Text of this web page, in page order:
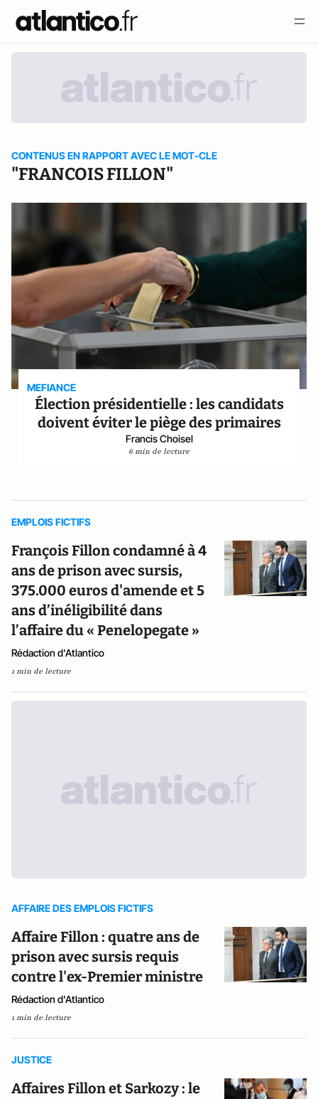
CONTENUS EN RAPPORT AVEC LE MOT-CLE
"FRANCOIS FILLON"
MEFIANCE
Élection présidentielle : les candidats
doivent éviter le piège des primaires
Francis Choisel
6 min de lecture
EMPLOIS FICTIFS
François Fillon condamné à 4
ans de prison avec sursis,
375.000 euros d'amende et 5
ans d’inéligibilité dans
l’affaire du « Penelopegate »
Rédaction d'Atlantico
1 min de lecture
AFFAIRE DES EMPLOIS FICTIFS
Affaire Fillon : quatre ans de
prison avec sursis requis
contre l'ex-Premier ministre
Rédaction d'Atlantico
1 min de lecture
JUSTICE
Affaires Fillon et Sarkozy : le